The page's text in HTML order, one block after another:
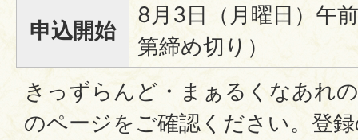
申込開始
8月3日（月曜日）午
第締め切り）
きっずらんど・まぁるくなあれ
のページをご確認ください。登